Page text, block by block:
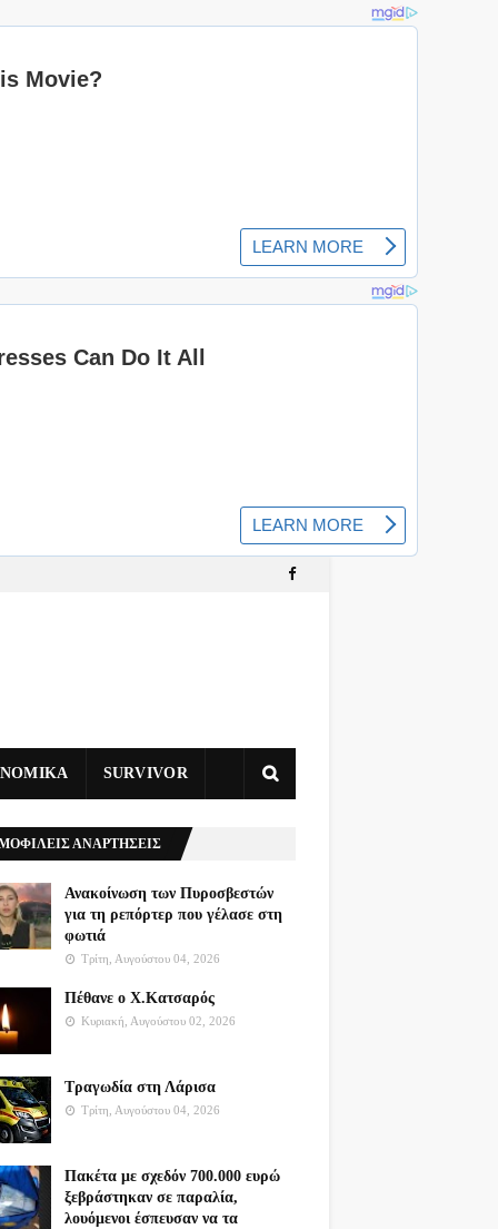
SURVIVOR
ΑΝΑΡΤΗΣΕΙΣ
Ανακοίνωση των Πυροσβεστών
για τη ρεπόρτερ που γέλασε στη
φωτιά
Τρίτη, Αυγούστου 04, 2026
Πέθανε ο Χ.Κατσαρός
Κυριακή, Αυγούστου 02, 2026
Τραγωδία στη Λάρισα
Τρίτη, Αυγούστου 04, 2026
Πακέτα με σχεδόν 700.000 ευρώ
ξεβράστηκαν σε παραλία,
λουόμενοι έσπευσαν να τα